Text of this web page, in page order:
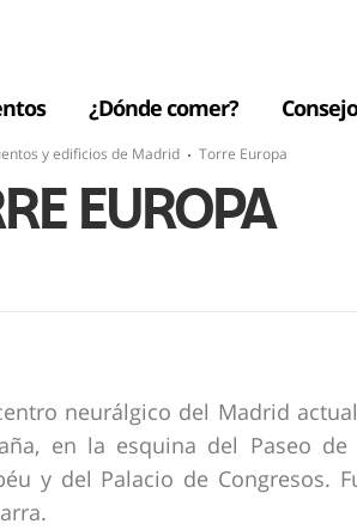
¿Dónde comer?
y edificios de Madrid Torre Europa
EUROPA
neurálgico del Madrid
en la esquina del Paseo de
y del Palacio de Congresos.